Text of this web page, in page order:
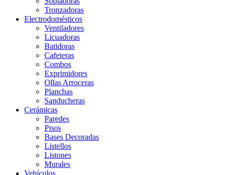
Tronzadoras
Electrodomésticos
Ventiladores
Licuadoras
Batidoras
Cafeteras
Combos
Exprimidores
Ollas Arroceras
Planchas
Sanducheras
Cerámicas
Paredes
Pisos
Bases Decoradas
Listellos
Listones
Murales